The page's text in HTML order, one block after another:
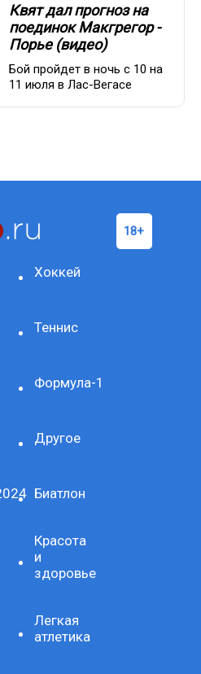
Квят дал прогноз на
поединок Макгрегор -
Порье (видео)
Бой пройдет в ночь с 10 на
11 июля в Лас-Вегасе
Хоккей
Теннис
Формула-1
Другое
Биатлон
Красота
и
здоровье
Легкая
атлетика